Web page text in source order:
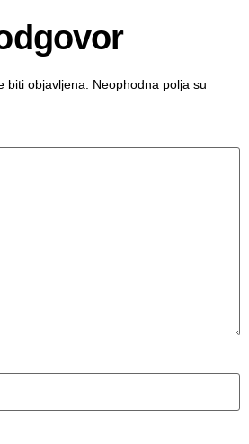
biti objavljena. Neophodna polja su